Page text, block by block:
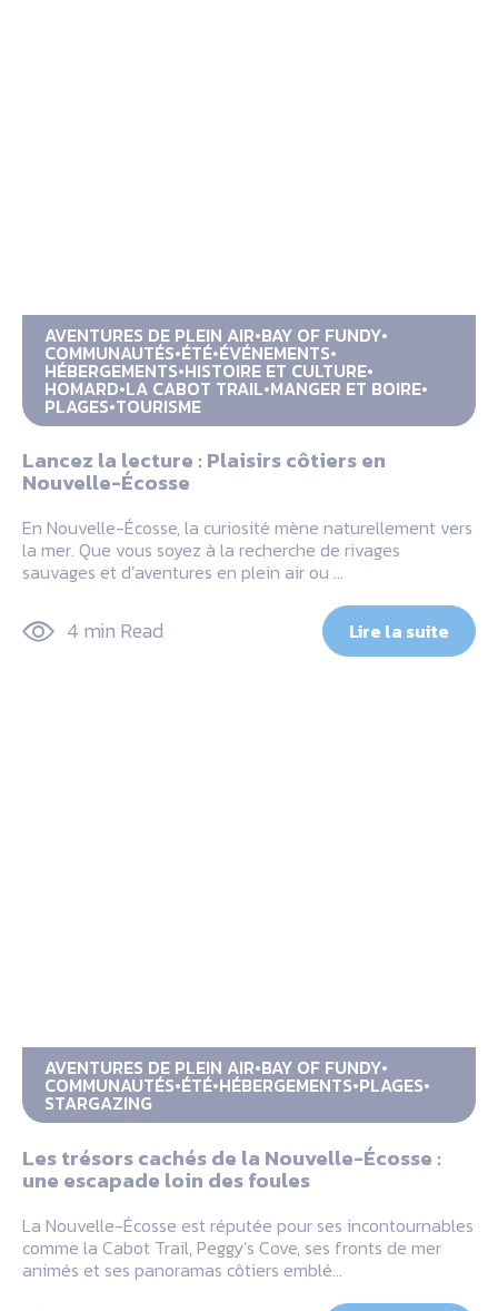
AVENTURES DE PLEIN AIR BAY OF FUNDY
COMMUNAUTÉS ÉTÉ ÉVÉNEMENTS
HÉBERGEMENTS HISTOIRE ET CULTURE
HOMARD LA CABOT TRAIL MANGER ET BOIRE
PLAGES TOURISME
Lancez la lecture : Plaisirs côtiers en
Nouvelle-Écosse
En Nouvelle-Écosse, la curiosité mène naturellement vers
la mer. Que vous soyez à la recherche de rivages
sauvages et d’aventures en plein air ou …
4 min Read Lire la suite
AVENTURES DE PLEIN AIR BAY OF FUNDY
COMMUNAUTÉS ÉTÉ HÉBERGEMENTS PLAGES
STARGAZING
Les trésors cachés de la Nouvelle-Écosse :
une escapade loin des foules
La Nouvelle-Écosse est réputée pour ses incontournables
comme la Cabot Trail, Peggy’s Cove, ses fronts de mer
animés et ses panoramas côtiers emblé…